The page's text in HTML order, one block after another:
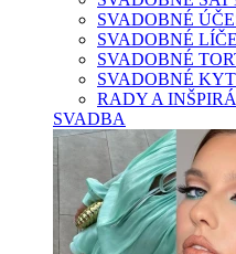
SVADOBNÉ
SVADOBNÉ
SVADOBNÉ
SVADOBNÉ
RADY A
SVADBA